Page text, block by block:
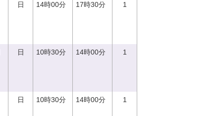
日 14時00分 17時30分 1
日 10時30分 14時00分 1
日 10時30分 14時00分 1